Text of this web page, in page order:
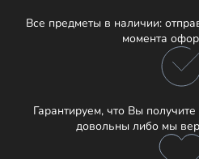
Все предметы в наличии:
момента
Гарантируем, что Вы
довольны либо мы